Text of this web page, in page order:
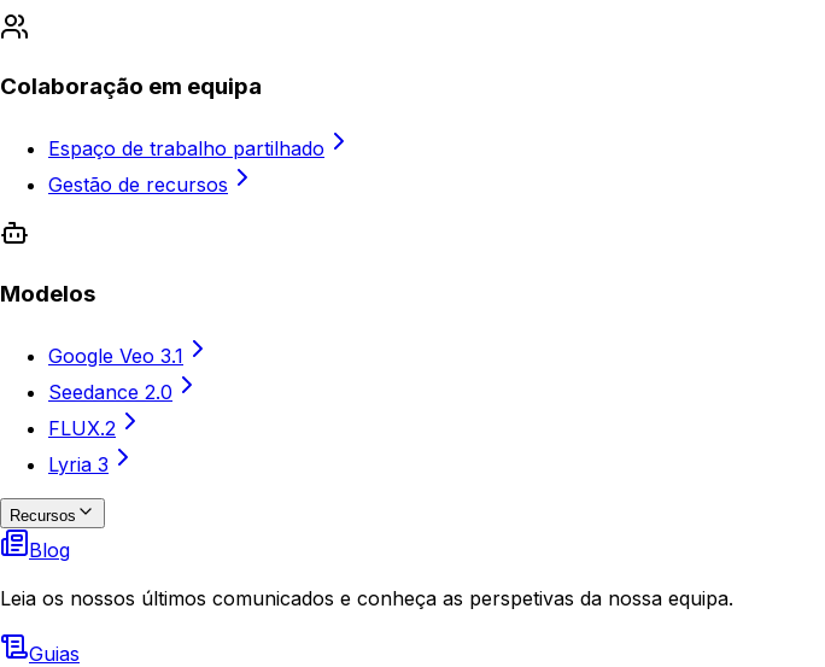
Colaboração em equipa
Espaço de trabalho partilhado
Gestão de recursos
Modelos
Google Veo 3.1
Seedance 2.0
FLUX.2
Lyria 3
Recursos
Blog
Leia os nossos últimos comunicados e conheça as perspetivas da nossa equipa.
Guias